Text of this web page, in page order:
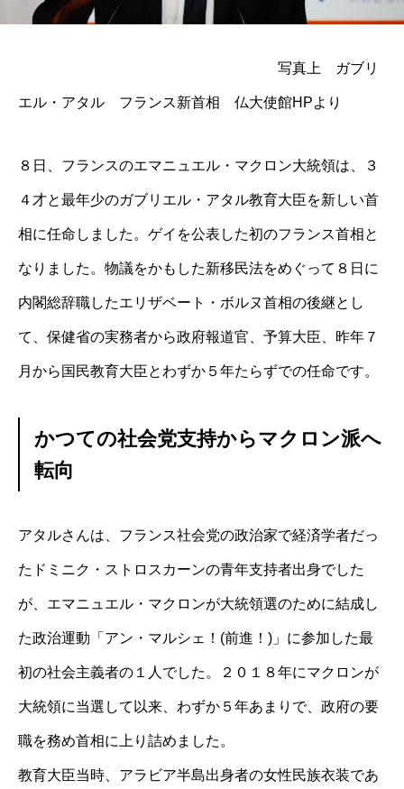
写真上 ガブリ
エル・アタル フランス新首相 仏大使館HPより
８日、フランスのエマニュエル・マクロン大統領は、３
４才と最年少のガブリエル・アタル教育大臣を新しい首
相に任命しました。ゲイを公表した初のフランス首相と
なりました。物議をかもした新移民法をめぐって８日に
内閣総辞職したエリザベート・ボルヌ首相の後継とし
て、保健省の実務者から政府報道官、予算大臣、昨年７
月から国民教育大臣とわずか５年たらずでの任命です。
かつての社会党支持からマクロン派へ
転向
アタルさんは、フランス社会党の政治家で経済学者だっ
たドミニク・ストロスカーンの青年支持者出身でした
が、エマニュエル・マクロンが大統領選のために結成し
た政治運動「アン・マルシェ！(前進！)」に参加した最
初の社会主義者の１人でした。２０１８年にマクロンが
大統領に当選して以来、わずか５年あまりで、政府の要
職を務め首相に上り詰めました。
教育大臣当時、アラビア半島出身者の女性民族衣装であ